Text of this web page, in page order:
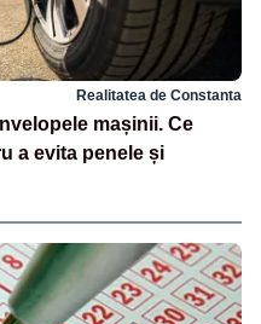
Realitatea de Constanta
mașinii. Ce
a evita penele și